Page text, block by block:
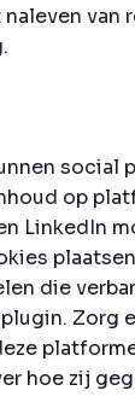
van
social
op
LinkedIn
die
Zorg
hoe zij